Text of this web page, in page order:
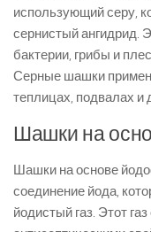
использующий серу,
сернистый ангидрид.
бактерии, грибы и
Серные шашки
теплицах, подвалах и
Шашки на
Шашки на основе
соединение йода,
йодистый газ. Этот